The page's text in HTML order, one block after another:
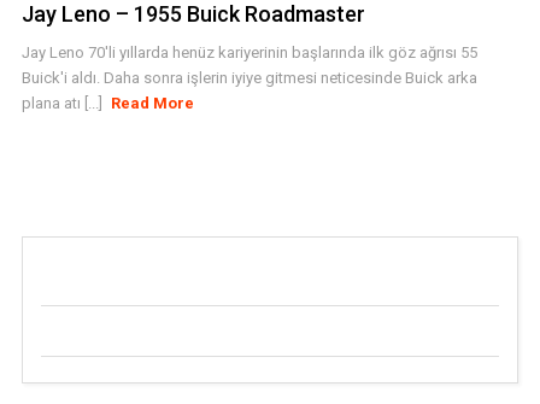
Jay Leno – 1955 Buick Roadmaster
Jay Leno 70'li yıllarda henüz kariyerinin başlarında ilk göz ağrısı 55
Buick'i aldı. Daha sonra işlerin iyiye gitmesi neticesinde Buick arka
plana atı [...]
Read More